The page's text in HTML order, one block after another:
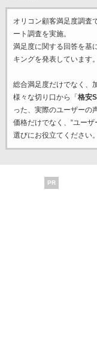
オリコン顧客満足度調査
ート調査を実施。
満足度に関する回答を基
キングを発表しています。
総合満足度だけでなく、
様々な切り口から「 格安
った、実際のユーザーの
価格だけでなく、“ユー
選びにお役立てください。
PR